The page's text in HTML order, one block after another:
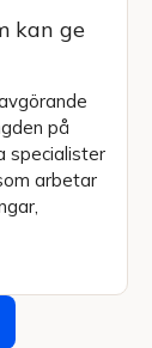
kan ge
på
specialister
arbetar